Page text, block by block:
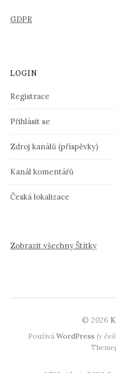
GDPR
LOGIN
Registrace
Přihlásit se
Zdroj kanálů (příspěvky)
Kanál komentářů
Česká lokalizace
Zobrazit všechny Štítky
© 2026
Používá WordPress (v